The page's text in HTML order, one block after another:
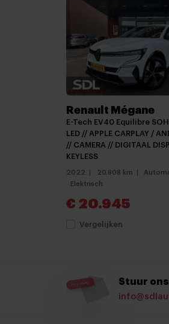
Centrale
Dimlichten
Keyless entry
Kleur wit
LED dagrijverlichting
Lichtmetalen velgen
Parkeersensor
Android auto
Bluetooth
Multimedia systeem
Stuurwiel
Armsteun voor
Renault Mégane
E-Tech EV40 Equilibre
LED // APPLE CARPLAY /
// CAMERA // DIGITAAL
KEYLESS
2022 20.808 km
Elektrisch
€ 20.945
Vergelijken
Stuur ons